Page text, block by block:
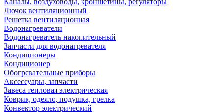
Каналы, воздуховоды, кроншетйны, регуляторы
Лючок вентиляционный
Решетка вентиляционная
Водонагреватели
Водонагреватель накопительный
Запчасти для водонагревателя
Кондиционеры
Кондиционер
Обогревательные приборы
Аксессуары, запчасти
Завеса тепловая электрическая
Коврик, одеяло, подушка, грелка
Конвектор электрический